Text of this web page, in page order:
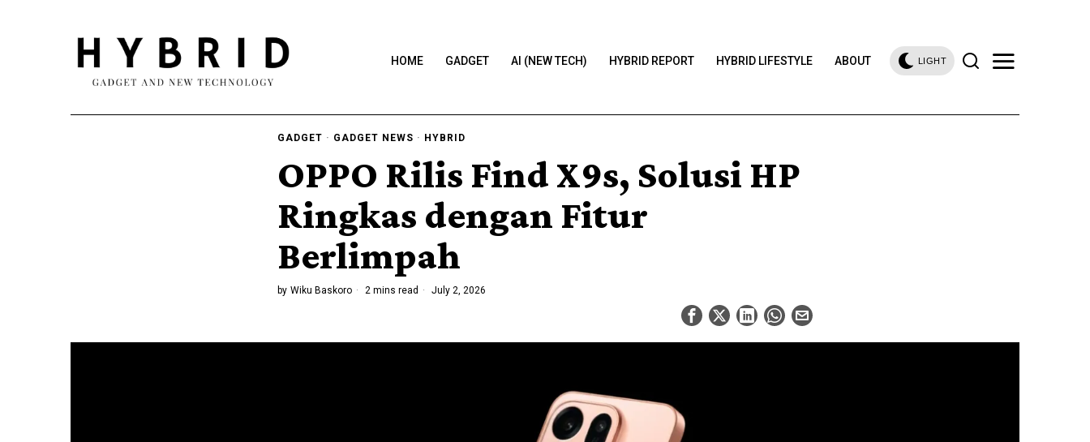
HOME GADGET AI (NEW TECH) HYBRID REPORT HYBRID LIFESTYLE ABOUT LIGHT
GADGET · GADGET NEWS · HYBRID
OPPO Rilis Find X9s, Solusi HP
Ringkas dengan Fitur
Berlimpah
by Wiku Baskoro 2 mins read July 2, 2026